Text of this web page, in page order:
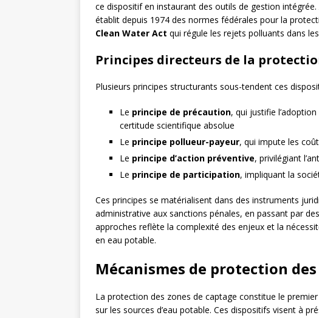
ce dispositif en instaurant des outils de gestion intégrée.
établit depuis 1974 des normes fédérales pour la
Clean Water Act qui régule les rejets polluants dans
Principes directeurs de la
Plusieurs principes structurants sous-tendent ces
Le principe de précaution, qui justifie
certitude scientifique absolue
Le principe pollueur-payeur, qui impute les
Le principe d’action préventive, privilégiant
Le principe de participation, impliquant la
Ces principes se matérialisent dans des instruments
administrative aux sanctions pénales, en passant par
approches reflète la complexité des enjeux et la
en eau potable.
Mécanismes de protection
La protection des zones de captage constitue le
sur les sources d’eau potable. Ces dispositifs visent à